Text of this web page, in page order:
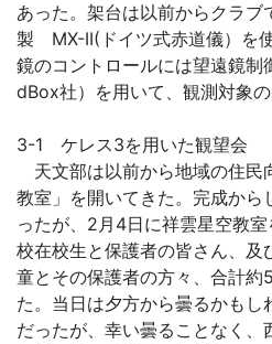
あった。架台は以前からクラブ
製 MX-II(ドイツ式赤道儀）を
鏡のコントロールには望遠鏡
dBox社）を用いて、観測対象の
3-1 ケレス3を用いた観望会
天文部は以前から地域の住民
教室」を開いてきた。完成から
ったが、2月4日に祥雲星空教
校在校生と保護者の皆さん、及
童とその保護者の方々、合計
た。当日は夕方から曇るかもし
だったが、幸い曇ることなく、